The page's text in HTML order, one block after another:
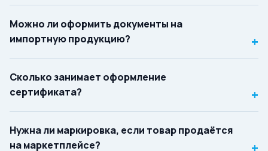
Можно ли оформить документы на
импортную продукцию?
+
Сколько занимает оформление
сертификата?
+
Нужна ли маркировка, если товар продаётся
на маркетплейсе?